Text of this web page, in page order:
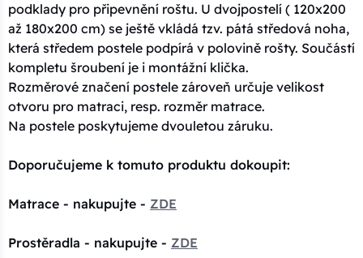
podklady pro připevnění roštu. U dvojpostelí ( 120x200
až 180x200 cm) se ještě vkládá tzv. pátá středová noha,
která středem postele podpírá v polovině rošty. Součástí
kompletu šroubení je i montážní klička.
Rozměrové značení postele zároveň určuje velikost
otvoru pro matraci, resp. rozměr matrace.
Na postele poskytujeme dvouletou záruku.
Doporučujeme k tomuto produktu dokoupit:
Matrace - nakupujte - ZDE
Prostěradla - nakupujte - ZDE